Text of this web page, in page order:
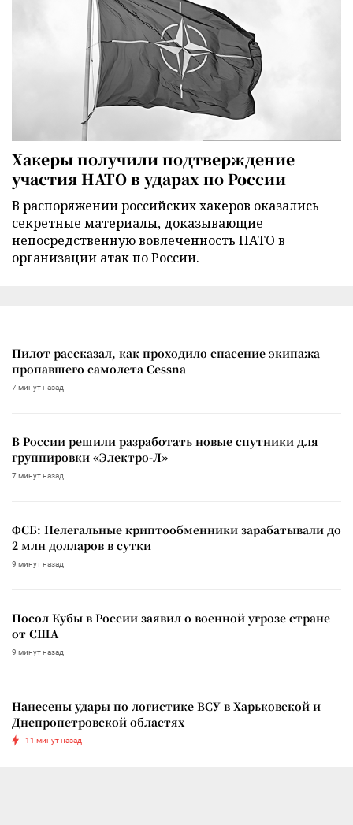
Хакеры получили подтверждение
участия НАТО в ударах по России
В распоряжении российских хакеров оказались
секретные материалы, доказывающие
непосредственную вовлеченность НАТО в
организации атак по России.
Пилот рассказал, как проходило спасение экипажа
пропавшего самолета Cessna
7 минут назад
В России решили разработать новые спутники для
группировки «Электро-Л»
7 минут назад
ФСБ: Нелегальные криптообменники зарабатывали до
2 млн долларов в сутки
9 минут назад
Посол Кубы в России заявил о военной угрозе стране
от США
9 минут назад
Нанесены удары по логистике ВСУ в Харьковской и
Днепропетровской областях
11 минут назад